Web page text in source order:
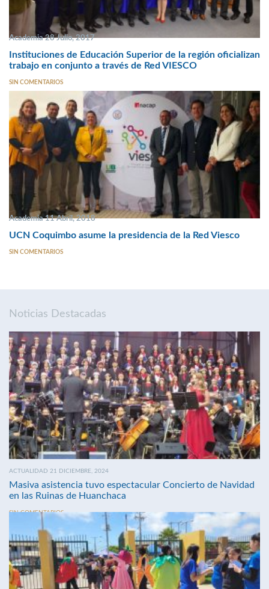
Academia 28 Julio, 2017
Instituciones de Educación Superior de la región oficializan
trabajo en conjunto a través de Red VIESCO
SIN COMENTARIOS
Academia 11 Abril, 2018
UCN Coquimbo asume la presidencia de la Red Viesco
SIN COMENTARIOS
Noticias Destacadas
ACTUALIDAD 21 DICIEMBRE, 2024
Masiva asistencia tuvo espectacular Concierto de Navidad
en las Ruinas de Huanchaca
SIN COMENTARIOS